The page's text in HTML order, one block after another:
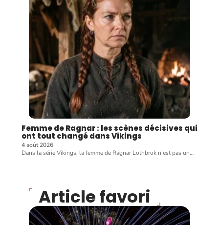
Femme de Ragnar : les scènes décisives qui
ont tout changé dans Vikings
4 août 2026
Dans la série Vikings, la femme de Ragnar Lothbrok n'est pas un…
Article favori